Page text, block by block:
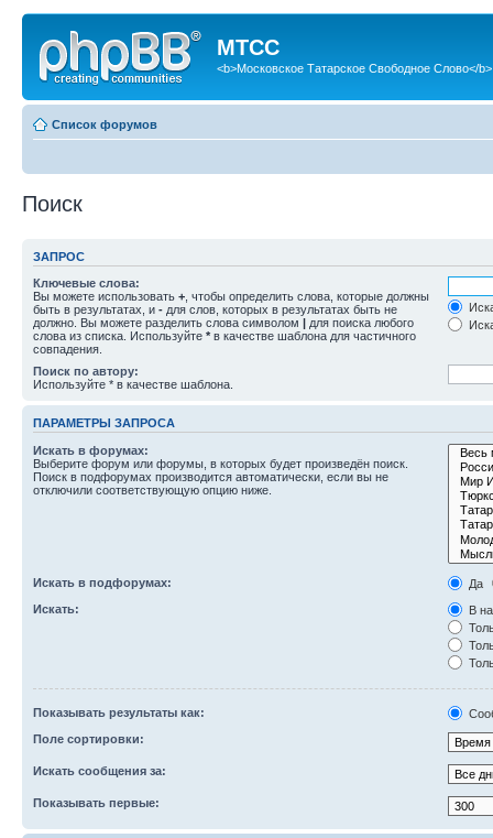
МТСС
<b>Московское Татарское Свободное Слово</b>
Список форумов
Поиск
ЗАПРОС
Ключевые слова:
Вы можете использовать + , чтобы определить слова, которые должны
быть в результатах, и - для слов, которых в результатах быть не
должно. Вы можете разделить слова символом | для поиска любого
слова из списка. Используйте * в качестве шаблона для частичного
совпадения.
Поиск по автору:
Используйте * в качестве шаблона.
ПАРАМЕТРЫ ЗАПРОСА
Искать в форумах:
Выберите форум или форумы, в которых будет произведён поиск.
Поиск в подфорумах производится автоматически, если вы не
отключили соответствующую опцию ниже.
Искать в подфорумах:
Да
Искать:
В
Показывать результаты как:
Поле сортировки:
Искать сообщения за:
Показывать первые: